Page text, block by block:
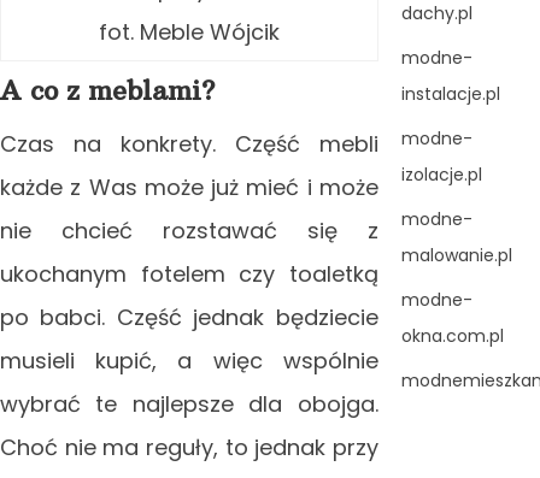
fot. Meble Wójcik
A co z meblami?
Czas na konkrety. Część mebli
każde z Was może już mieć i może
nie chcieć rozstawać się z
ukochanym fotelem czy toaletką
po babci. Część jednak będziecie
musieli kupić, a więc wspólnie
wybrać te najlepsze dla obojga.
Choć nie ma reguły, to jednak przy
dachy.pl
modne-
instalacje.pl
modne-
izolacje.pl
modne-
malowanie.pl
modne-
okna.com.pl